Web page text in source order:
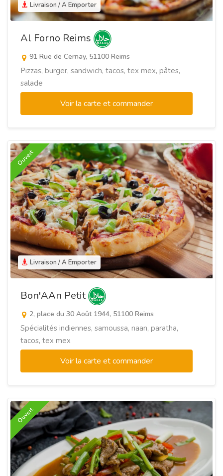
Livraison / A Emporter
Al Forno Reims
91 Rue de Cernay, 51100 Reims
Pizzas, burger, sandwich, tacos, tex mex, pâtes,
salade
Voir la carte et commander
Livraison / A Emporter
Ouvert
Bon'AAn Petit
2, place du 30 Août 1944, 51100 Reims
Spécialités indiennes, samoussa, naan, paratha,
tacos, tex mex
Voir la carte et commander
Ouvert